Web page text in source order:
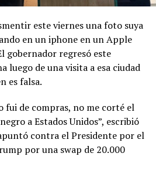
este viernes una foto suya
en un iphone en un Apple
gobernador regresó este
luego de una visita a esa ciudad
es falsa.
fui de compras, no me corté el
a Estados Unidos”, escribió
contra el Presidente por el
por una swap de 20.000